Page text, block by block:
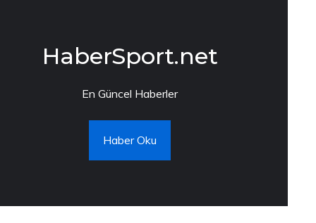
HaberSport.net
En Güncel Haberler
Haber Oku